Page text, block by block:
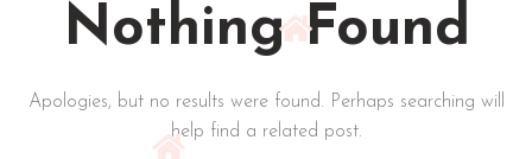
Nothing Found
Apologies, but no results were found. Perhaps searching will
help find a related post.